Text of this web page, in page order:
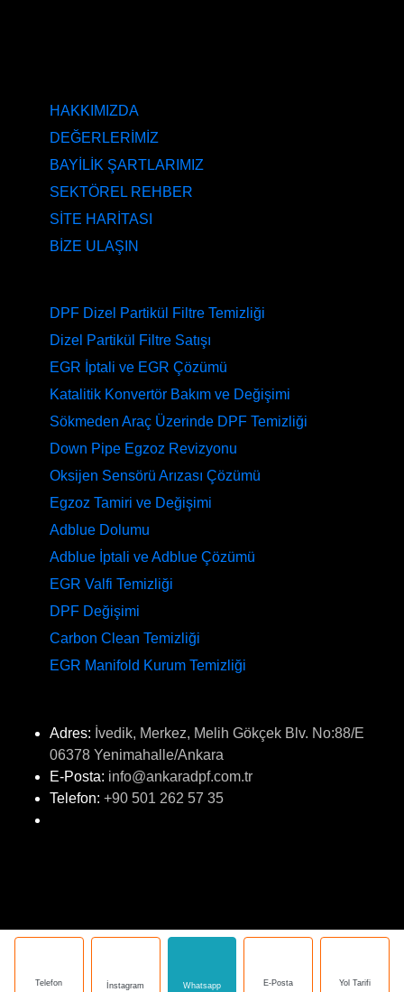
Telefon İnstagram Whatsapp E-Posta Yol Tarifi
HAKKIMIZDA
DEĞERLERİMİZ
BAYİLİK ŞARTLARIMIZ
SEKTÖREL REHBER
SİTE HARİTASI
BİZE ULAŞIN
DPF Dizel Partikül Filtre Temizliği
Dizel Partikül Filtre Satışı
EGR İptali ve EGR Çözümü
Katalitik Konvertör Bakım ve Değişimi
Sökmeden Araç Üzerinde DPF Temizliği
Down Pipe Egzoz Revizyonu
Oksijen Sensörü Arızası Çözümü
Egzoz Tamiri ve Değişimi
Adblue Dolumu
Adblue İptali ve Adblue Çözümü
EGR Valfi Temizliği
DPF Değişimi
Carbon Clean Temizliği
EGR Manifold Kurum Temizliği
Adres: İvedik, Merkez, Melih Gökçek Blv. No:88/E
06378 Yenimahalle/Ankara
E-Posta: info@ankaradpf.com.tr
Telefon: +90 501 262 57 35
Copyright © 2023Dpf Force - Ankara DPF ve Katalizör Bakım